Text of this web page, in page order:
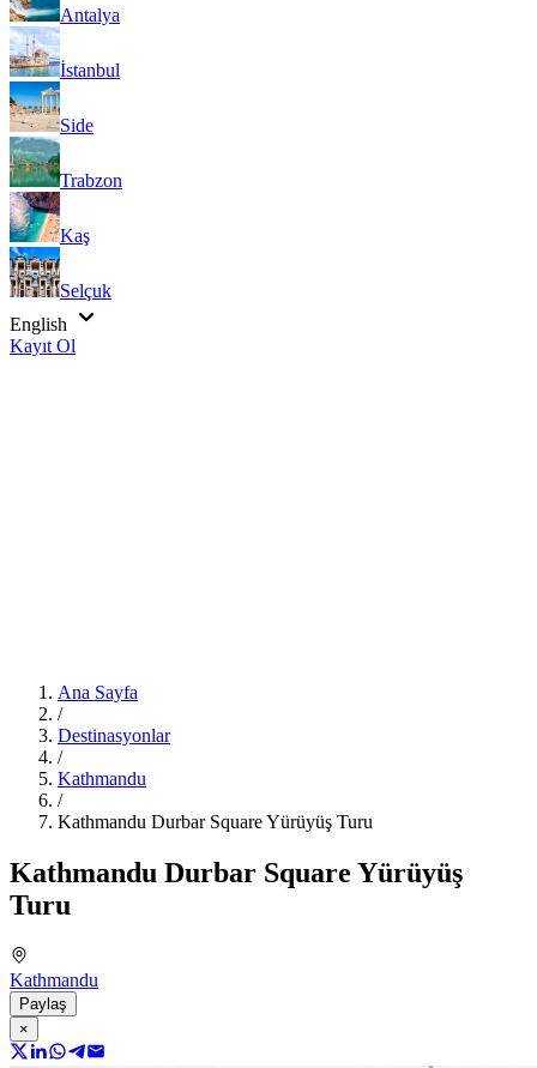
Antalya
İstanbul
Side
Trabzon
Kaş
Selçuk
English
Kayıt Ol
Ana Sayfa
/
Destinasyonlar
/
Kathmandu
/
Kathmandu Durbar Square Yürüyüş Turu
Kathmandu Durbar Square Yürüyüş
Turu
Kathmandu
Paylaş
×